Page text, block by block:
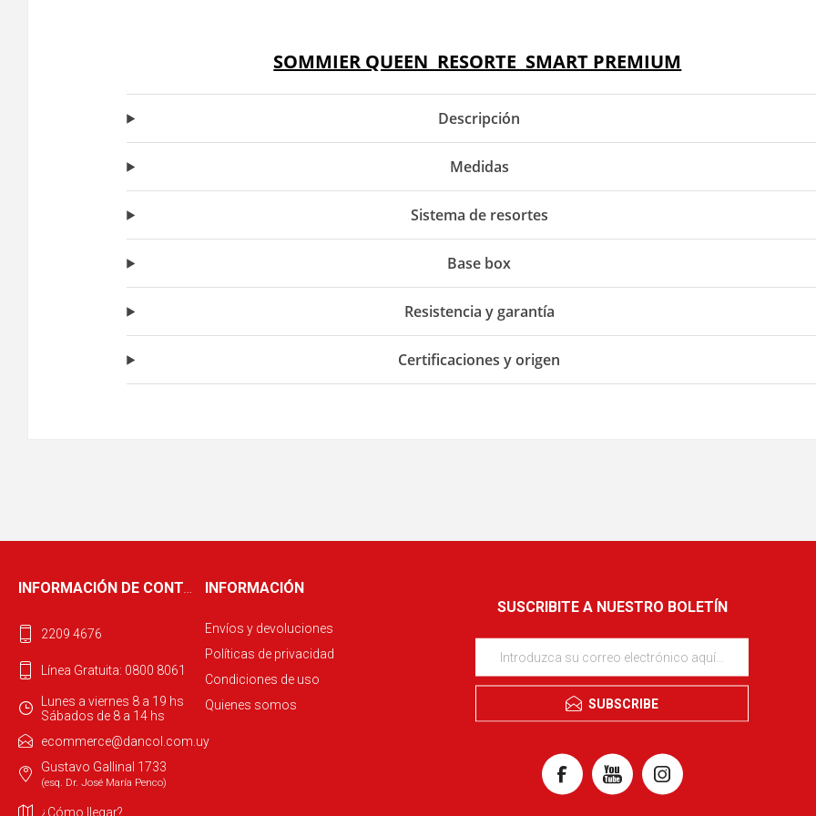
SOMMIER QUEEN RESORTE SMART PREMIUM
Descripción
Medidas
Sistema de resortes
Base box
Resistencia y garantía
Certificaciones y origen
SUSCRIBITE A NUESTRO BOLETÍN
SUBSCRIBE
INFORMACIÓN DE CONTACTO
2209 4676
Línea Gratuita: 0800 8061
Lunes a viernes 8 a 19 hs
Sábados de 8 a 14 hs
ecommerce@dancol.com.uy
Gustavo Gallinal 1733
(esq. Dr. José María Penco)
¿Cómo llegar?
INFORMACIÓN
Envíos y devoluciones
Políticas de privacidad
Condiciones de uso
Quienes somos